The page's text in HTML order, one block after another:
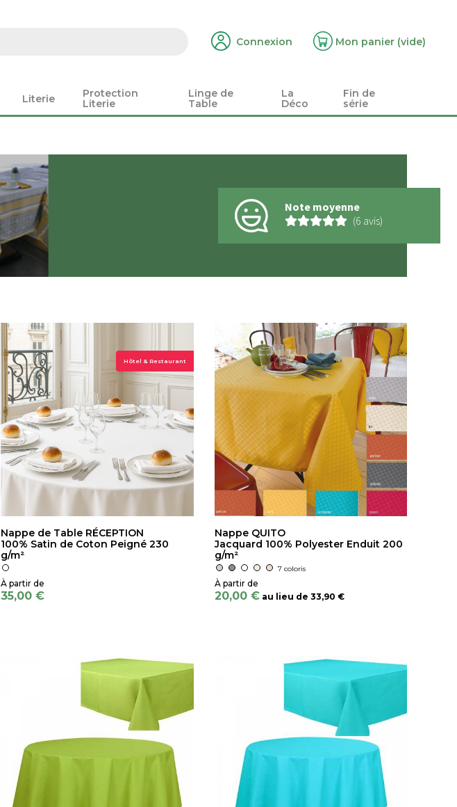
Connexion Mon panier (vide)
Literie
Protection
Literie
Linge de
Table
La
Déco
Fin de
série
Note moyenne
(6 avis)
Hôtel & Restaurant
Nappe de Table RÉCEPTION
100% Satin de Coton Peigné 230
g/m²
35,00 €
Nappe QUITO
Jacquard 100% Polyester Enduit 200
g/m²
7 coloris
20,00 € au lieu de 33,90 €